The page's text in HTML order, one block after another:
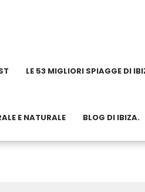
LE 53 MIGLIORI SPIAGGE DI
E NATURALE BLOG DI IBIZA.